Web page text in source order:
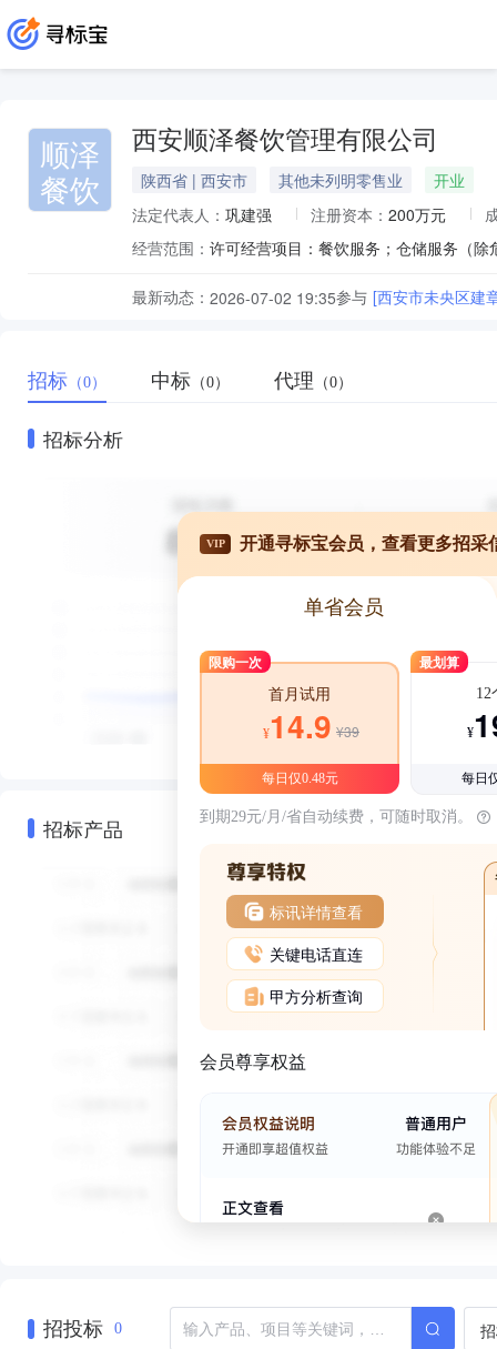
顺泽
餐饮
西安顺泽餐饮管理有限公司
陕西省 | 西安市 其他未列明零售业
开业
法定代表人： 巩建强 注册资本： 200万元
经营范围：
最新动态： 2026-07-02 19:35参与 [西安市未央区建
招标 （0） 中标 （0） 代理 （0）
招标分析
招标产品
VIP 开通寻标宝会员，查看更多招采
单省会员
限购一次
首月试用
¥14.9 ¥39
每日仅0.48元
最划算
12
¥
每日
到期29元/月/省自动续费，可随时取消。
标讯详情查看
关键电话直连
甲方分析查询
会员尊享权益
招投标 0